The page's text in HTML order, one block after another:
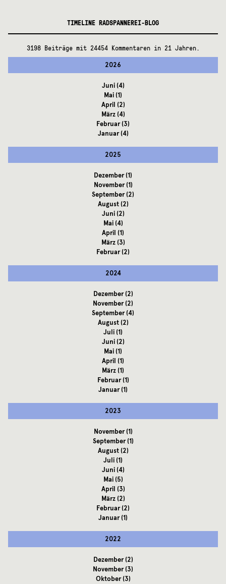
TIMELINE RADSPANNEREI-BLOG
3198 Beiträge mit 24454 Kommentaren in 21 Jahren.
2026
Juni(4)
Mai(1)
April (2)
März(4)
Februar(3)
Januar(4)
2025
Dezember(1)
November(1)
September(2)
August(2)
Juni(2)
Mai(4)
April (1)
März(3)
Februar(2)
2024
Dezember(2)
November(2)
September(4)
August(2)
Juli(1)
Juni(2)
Mai(1)
April (1)
März(1)
Februar(1)
Januar(1)
2023
November(1)
September(1)
August(2)
Juli(1)
Juni(4)
Mai(5)
April (3)
März(2)
Februar(2)
Januar(1)
2022
Dezember(2)
November(3)
Oktober(3)